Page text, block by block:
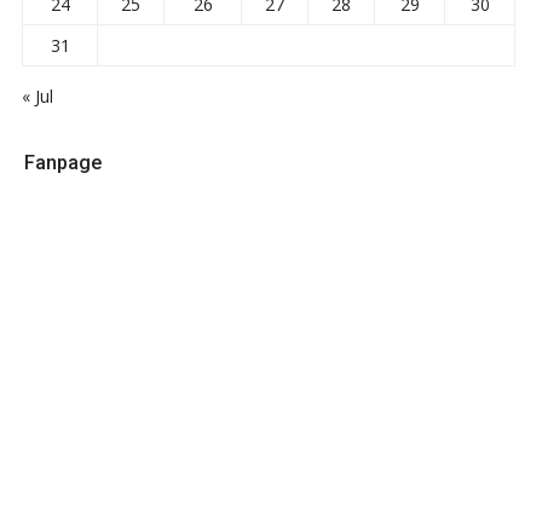
31
« Jul
Fanpage